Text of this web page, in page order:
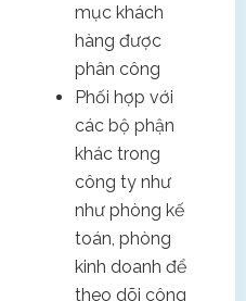
mục khách
hàng được
phân công
Phối hợp với
các bộ phận
khác trong
công ty như
như phòng kế
toán, phòng
kinh doanh để
theo dõi công